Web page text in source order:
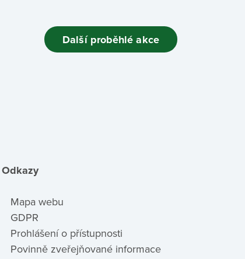
Další proběhlé akce
Odkazy
Mapa webu
GDPR
Prohlášení o přístupnosti
Povinně zveřejňované informace